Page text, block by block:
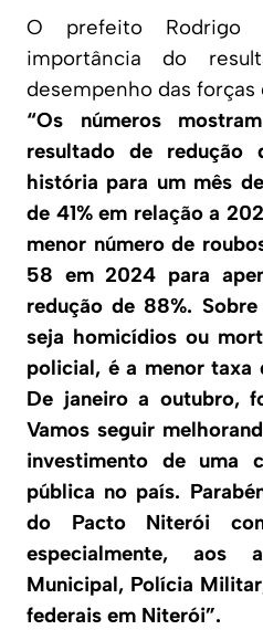
O prefeito Rodrigo
importância do
desempenho das forças
“Os números
resultado de
história para um mês
de 41% em relação a
menor número de
58 em 2024 para
redução de 88%.
seja homicídios ou
policial, é a menor taxa
De janeiro a outubro,
Vamos seguir
investimento de uma
pública no país.
do Pacto Niterói
especialmente, aos
Municipal, Polícia
federais em Niterói”.